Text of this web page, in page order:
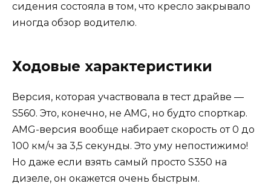
сидения состояла в том, что кресло закрывало
иногда обзор водителю.
Ходовые характеристики
Версия, которая участвовала в тест драйве —
S560. Это, конечно, не AMG, но будто спорткар.
AMG-версия вообще набирает скорость от 0 до
100 км/ч за 3,5 секунды. Это уму непостижимо!
Но даже если взять самый просто S350 на
дизеле, он окажется очень быстрым.